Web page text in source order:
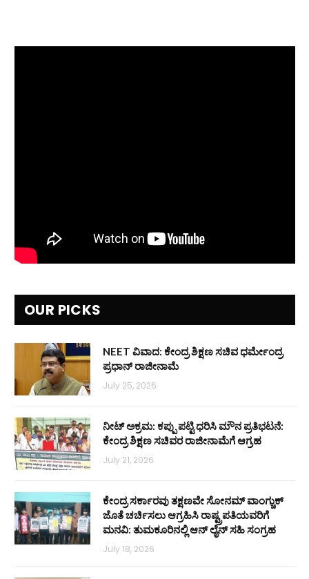
OUR PICKS
NEET ವಿವಾದ: ಕೇಂದ್ರ ಶಿಕ್ಷಣ ಸಚಿವ ಧರ್ಮೇಂದ್ರ
ಪ್ರಧಾನ್ ರಾಜೀನಾಮೆ
July 25, 2026
ನೀಟ್ ಅಕ್ರಮ: ಕಪ್ಪು ಪಟ್ಟಿ ಧರಿಸಿ ಮೌನ ಪ್ರತಿಭಟನೆ:
ಕೇಂದ್ರ ಶಿಕ್ಷಣ ಸಚಿವರ ರಾಜೀನಾಮೆಗೆ ಆಗ್ರಹ
July 21, 2026
ಕೇಂದ್ರ ಸರ್ಕಾರವು ತಕ್ಷಣವೇ ಸೋನಮ್ ವಾಂಗ್ಚುಕ್
ಜೊತೆ ಚರ್ಚಿಸಲು ಆಗ್ರಹಿಸಿ ರಾಷ್ಟ್ರಪತಿಯವರಿಗೆ
ಮನವಿ: ತುಮಕೂರಿನಲ್ಲಿ ಆನ್‌ ಲೈನ್ ಸಹಿ ಸಂಗ್ರಹ
July 18, 2026